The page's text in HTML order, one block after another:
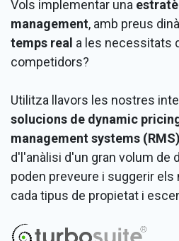
Vols implementar una
management, amb preus
temps real a les necessitats
competidors?
Utilitza llavors les nostres
solucions de dynamic
management systems (RMS)
d'l'anàlisi d'un gran volum de
poden preveure i suggerir els
cada tipus de propietat i